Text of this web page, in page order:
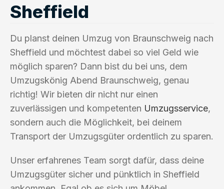
Sheffield
Du planst deinen Umzug von Braunschweig nach
Sheffield und möchtest dabei so viel Geld wie
möglich sparen? Dann bist du bei uns, dem
Umzugskönig Abend Braunschweig, genau
richtig! Wir bieten dir nicht nur einen
zuverlässigen und kompetenten Umzugsservice,
sondern auch die Möglichkeit, bei deinem
Transport der Umzugsgüter ordentlich zu sparen.
Unser erfahrenes Team sorgt dafür, dass deine
Umzugsgüter sicher und pünktlich in Sheffield